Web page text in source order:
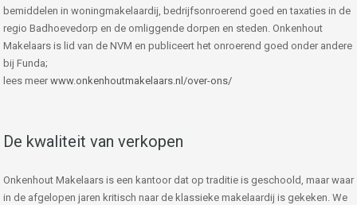
bemiddelen in woningmakelaardij, bedrijfsonroerend goed en taxaties in de
regio Badhoevedorp en de omliggende dorpen en steden. Onkenhout
Makelaars is lid van de NVM en publiceert het onroerend goed onder andere
bij Funda;
lees meer www.onkenhoutmakelaars.nl/over-ons/
De kwaliteit van verkopen
Onkenhout Makelaars is een kantoor dat op traditie is geschoold, maar waar
in de afgelopen jaren kritisch naar de klassieke makelaardij is gekeken. We